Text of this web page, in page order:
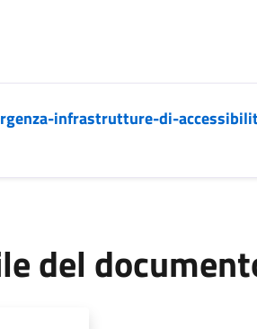
infrastrutture-di-
del